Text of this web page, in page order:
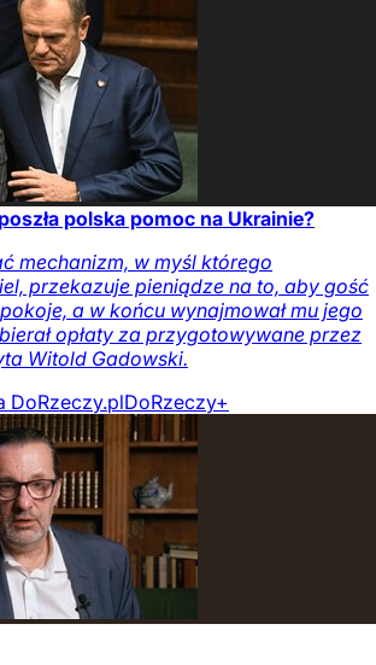
polska pomoc na Ukrainie?
mechanizm, w myśl którego
przekazuje pieniądze na to, aby gość
a w końcu wynajmował mu jego
opłaty za przygotowywane przez
Witold Gadowski.
DoRzeczy.plDoRzeczy+